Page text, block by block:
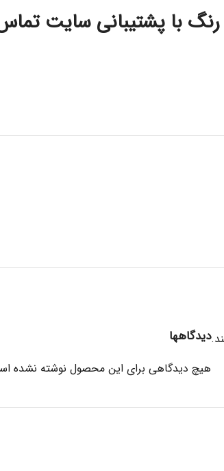
با پشتیبانی سایت
دیدگاهها
هیچ دیدگاهی برای این محصول نوشته نشده